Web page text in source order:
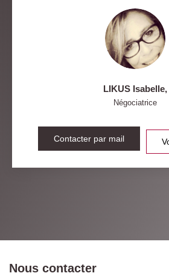
LIKUS Isabelle,
Négociatrice
Contacter par mail
Nous contacter